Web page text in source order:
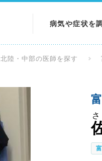
病気や症状を
検査を調べる
北陸・中部の医師を探す